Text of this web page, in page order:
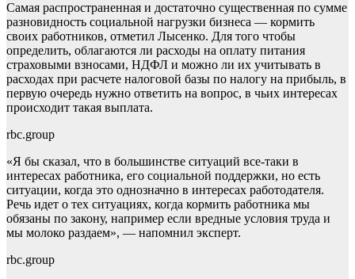
Самая распространенная и достаточно существенная по сумме
разновидность социальной нагрузки бизнеса — кормить
своих работников, отметил Лысенко. Для того чтобы
определить, облагаются ли расходы на оплату питания
страховыми взносами, НДФЛ и можно ли их учитывать в
расходах при расчете налоговой базы по налогу на прибыль, в
первую очередь нужно ответить на вопрос, в чьих интересах
происходит такая выплата.
rbc.group
«Я бы сказал, что в большинстве ситуаций все-таки в
интересах работника, его социальной поддержки, но есть
ситуации, когда это однозначно в интересах работодателя.
Речь идет о тех ситуациях, когда кормить работника мы
обязаны по закону, например если вредные условия труда и
мы молоко раздаем», — напомнил эксперт.
rbc.group